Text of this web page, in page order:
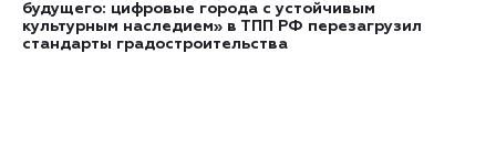
будущего: цифровые города с устойчивым
культурным наследием» в ТПП РФ перезагрузил
стандарты градостроительства